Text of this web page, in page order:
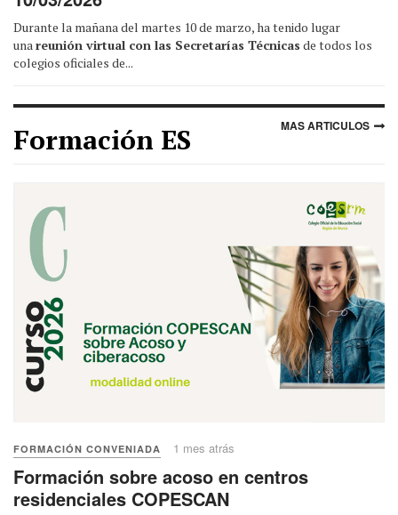
Durante la mañana del martes 10 de marzo, ha tenido lugar
unareunión virtual con las Secretarías Técnicas de todos los
colegios oficiales de...
Formación ES MAS ARTICULOS
FORMACIÓN CONVENIADA 1 mes atrás
Formación sobre acoso en centros
residenciales COPESCAN